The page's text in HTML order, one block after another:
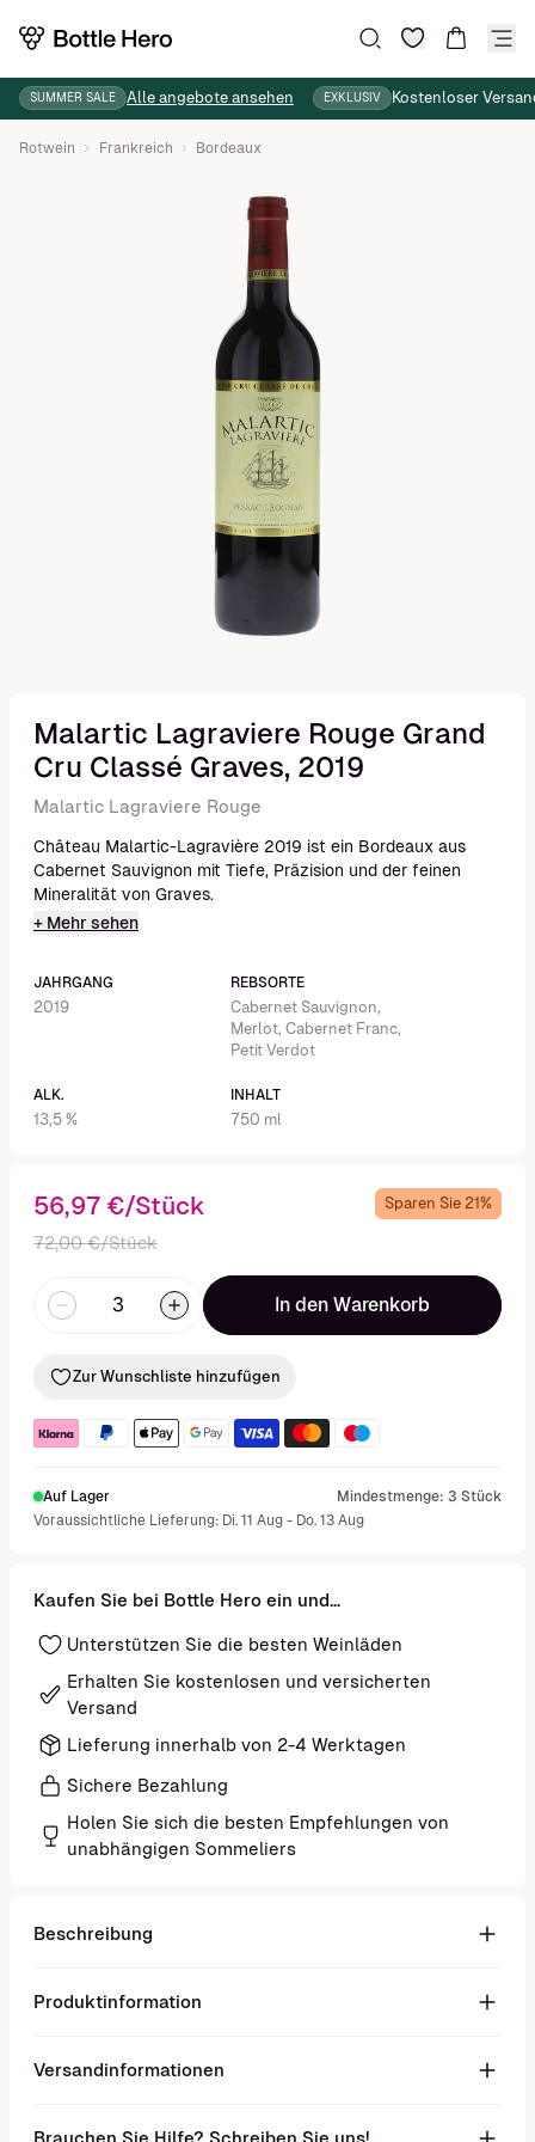
SUMMER SALE Alle angebote ansehen EXKLUSIV Kostenloser
Rotwein Frankreich Bordeaux
Malartic Lagraviere Rouge Grand
Cru Classé Graves, 2019
Malartic Lagraviere Rouge
Château Malartic-Lagravière 2019 ist ein Bordeaux aus
Cabernet Sauvignon mit Tiefe, Präzision und der feinen
Mineralität von Graves.
+ Mehr sehen
JAHRGANG
2019
REBSORTE
Cabernet Sauvignon,
Merlot, Cabernet Franc,
Petit Verdot
ALK.
13,5 %
INHALT
750 ml
56,97 €/Stück
72,00 €/Stück
Sparen Sie 21%
In den Warenkorb
Zur Wunschliste hinzufügen
Auf Lager
Mindestmenge: 3 Stück
Voraussichtliche Lieferung: Di. 11 Aug - Do. 13 Aug
Kaufen Sie bei Bottle Hero ein und...
Unterstützen Sie die besten Weinläden
Erhalten Sie kostenlosen und versicherten
Versand
Lieferung innerhalb von 2-4 Werktagen
Sichere Bezahlung
Holen Sie sich die besten Empfehlungen von
unabhängigen Sommeliers
Beschreibung
Produktinformation
Versandinformationen
Brauchen Sie Hilfe? Schreiben Sie uns!